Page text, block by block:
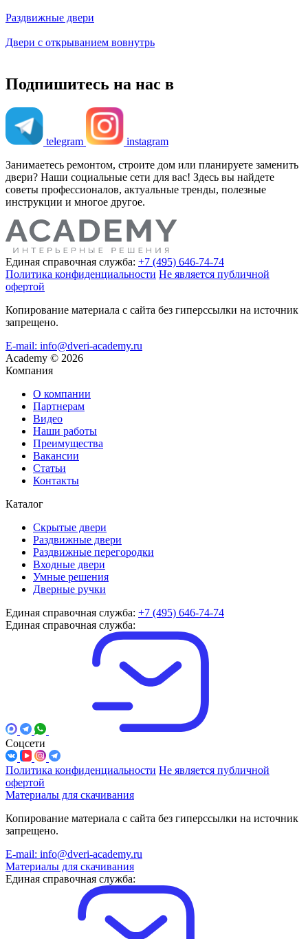
Раздвижные двери
Двери с открыванием вовнутрь
Подпишитесь на нас в
telegram
instagram
Занимаетесь ремонтом, строите дом или планируете заменить
двери? Наши социальные сети для вас! Здесь вы найдете
советы профессионалов, актуальные тренды, полезные
инструкции и многое другое.
Единая справочная служба: +7 (495) 646-74-74
Политика конфиденциальности Не является публичной
офертой
Копирование материала с сайта без гиперссылки на источник
запрещено.
E-mail: info@dveri-academy.ru
Academy © 2026
Компания
О компании
Партнерам
Видео
Наши работы
Преимущества
Вакансии
Статьи
Контакты
Каталог
Скрытые двери
Раздвижные двери
Раздвижные перегородки
Входные двери
Умные решения
Дверные ручки
Единая справочная служба: +7 (495) 646-74-74
Единая справочная служба:
Соцсети
Политика конфиденциальности Не является публичной
офертой
Материалы для скачивания
Копирование материала с сайта без гиперссылки на источник
запрещено.
E-mail: info@dveri-academy.ru
Материалы для скачивания
Единая справочная служба: